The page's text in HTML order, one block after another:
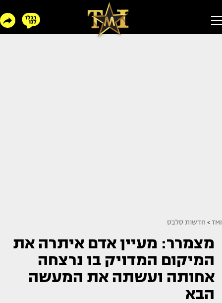
TMI
> חדשות סלבס
מצמרר: מעיין אדם איתרה את
המיקום המדויק בו נרצחה
אחותה ועשתה את המעשה
הבא